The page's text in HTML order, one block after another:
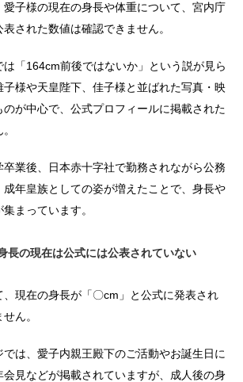
子様の現在の身長や体重について、宮内庁
された数値は確認できません。
「164cm前後ではないか」という説が見ら
様や天皇陛下、佳子様と並ばれた写真・映
が中心で、公式プロフィールに掲載された
業後、日本赤十字社で勤務されながら公務
成年皇族としての姿が増えたことで、身長や
まっています。
長の現在は公式には公表されていない
現在の身長が「〇cm」と公式に発表され
ん。
は、愛子内親王殿下のご活動やお誕生日に
会見などが掲載されていますが、成人後の身